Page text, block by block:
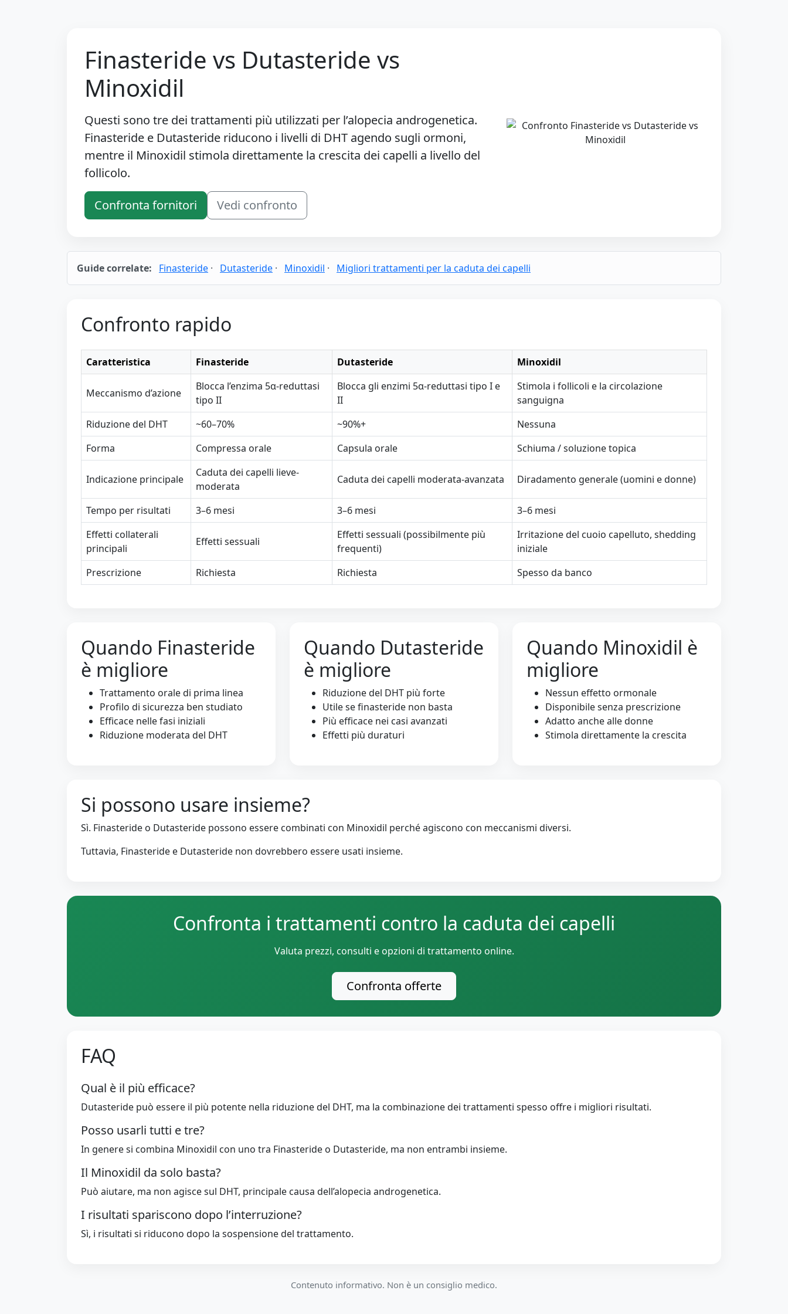
Finasteride vs Dutasteride vs
Minoxidil
Questi sono tre dei trattamenti più utilizzati per l’alopecia androgenetica.
Finasteride e Dutasteride riducono i livelli di DHT agendo sugli ormoni,
mentre il Minoxidil stimola direttamente la crescita dei capelli a livello del
follicolo.
Confronta fornitori Vedi confronto
Guide correlate: Finasteride · Dutasteride · Minoxidil · Migliori trattamenti per la caduta dei capelli
Confronto rapido
Caratteristica Finasteride Dutasteride Minoxidil
Meccanismo d’azione
Blocca l’enzima 5α-reduttasi
tipo II
Blocca gli enzimi 5α-reduttasi tipo I e
II
Stimola i follicoli e la circolazione
sanguigna
Riduzione del DHT
~60–70% ~90%+
Nessuna
Forma
Compressa orale Capsula orale Schiuma / soluzione topica
Indicazione principale
Caduta dei capelli lieve-
moderata
Caduta dei capelli moderata-avanzata Diradamento generale (uomini e donne)
Tempo per risultati 3–6 mesi 3–6 mesi
3–6 mesi
Effetti collaterali
principali
Effetti sessuali
Effetti sessuali (possibilmente più
frequenti)
Irritazione del cuoio capelluto, shedding
iniziale
Prescrizione
Richiesta Richiesta Spesso da banco
Quando Finasteride
è migliore
Trattamento orale di prima linea
Profilo di sicurezza ben studiato
Efficace nelle fasi iniziali
Riduzione moderata del DHT
Quando Dutasteride
è migliore
Riduzione del DHT più forte
Utile se finasteride non basta
Più efficace nei casi avanzati
Effetti più duraturi
Quando Minoxidil è
migliore
Nessun effetto ormonale
Disponibile senza prescrizione
Adatto anche alle donne
Stimola direttamente la crescita
Si possono usare insieme?
Sì. Finasteride o Dutasteride possono essere combinati con Minoxidil perché agiscono con meccanismi diversi.
Tuttavia, Finasteride e Dutasteride non dovrebbero essere usati insieme.
Confronta i trattamenti contro la caduta dei capelli
Valuta prezzi, consulti e opzioni di trattamento online.
Confronta offerte
FAQ
Qual è il più efficace?
Dutasteride può essere il più potente nella riduzione del DHT, ma la combinazione dei trattamenti spesso offre i migliori risultati.
Posso usarli tutti e tre?
In genere si combina Minoxidil con uno tra Finasteride o Dutasteride, ma non entrambi insieme.
Il Minoxidil da solo basta?
Può aiutare, ma non agisce sul DHT, principale causa dell’alopecia androgenetica.
I risultati spariscono dopo l’interruzione?
Sì, i risultati si riducono dopo la sospensione del trattamento.
Contenuto informativo. Non è un consiglio medico.